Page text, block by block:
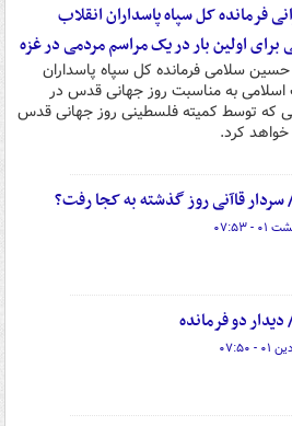
فرمانده کل سپاه پاسداران انقلاب
برای اولین بار در یک مراسم مردمی در غزه
سلامی فرمانده کل سپاه پاسداران
اسلامی به مناسبت روز جهانی قدس در
که توسط کمیته فلسطینی روز جهانی قدس
خواهد کرد.
قاآنی روز گذشته به کجا رفت؟
دو فرمانده